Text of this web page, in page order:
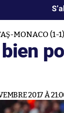
MONACO (1-1)
2017 À